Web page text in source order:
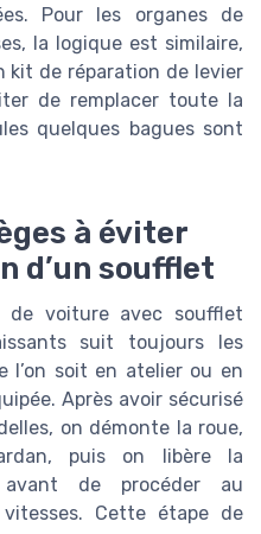
Pour les organes de
la logique est similaire,
kit de réparation de levier
de remplacer toute la
quelques bagues sont
à éviter
d’un soufflet
de voiture avec soufflet
suit toujours les
l’on soit en atelier ou en
Après avoir sécurisé
on démonte la roue,
puis on libère la
de procéder au
Cette étape de